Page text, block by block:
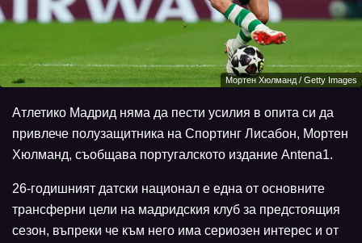
Мортен Хюлманд / Getty Images
Атлетико Мадрид няма да пести усилия в опита си да
привлече полузащитника на Спортинг Лисабон, Мортен
Хюлманд, съобщава португалското издание Antena1.
26-годишният датски национал е една от основните
трансферни цели на мадридския клуб за предстоящия
сезон, въпреки че към него има сериозен интерес и от